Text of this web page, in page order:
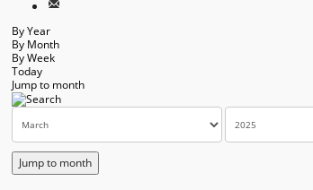
By Year
By Month
By Week
Today
Jump to month
Jump to month